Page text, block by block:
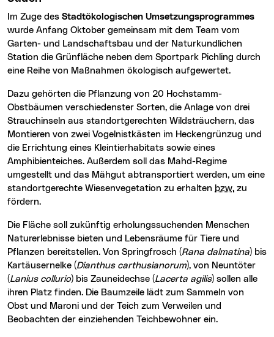
Im Zuge des Stadtökologischen Umsetzungsprogrammes
wurde Anfang Oktober gemeinsam mit dem Team vom
Garten- und Landschaftsbau und der Naturkundlichen
Station die Grünfläche neben dem Sportpark Pichling durch
eine Reihe von Maßnahmen ökologisch aufgewertet.
Dazu gehörten die Pflanzung von 20 Hochstamm-
Obstbäumen verschiedenster Sorten, die Anlage von drei
Strauchinseln aus standortgerechten Wildsträuchern, das
Montieren von zwei Vogelnistkästen im Heckengrünzug und
die Errichtung eines Kleintierhabitats sowie eines
Amphibienteiches. Außerdem soll das Mahd-Regime
umgestellt und das Mähgut abtransportiert werden, um eine
standortgerechte Wiesenvegetation zu erhalten bzw. zu
fördern.
Die Fläche soll zukünftig erholungssuchenden Menschen
Naturerlebnisse bieten und Lebensräume für Tiere und
Pflanzen bereitstellen. Von Springfrosch (Rana dalmatina) bis
Kartäusernelke (Dianthus carthusianorum), von Neuntöter
(Lanius collurio) bis Zauneidechse (Lacerta agilis) sollen alle
ihren Platz finden. Die Baumzeile lädt zum Sammeln von
Obst und Maroni und der Teich zum Verweilen und
Beobachten der einziehenden Teichbewohner ein.